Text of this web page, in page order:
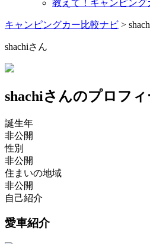
教えて！キャンピング
キャンピングカー比較ナビ >
shachiさん
shachiさんのプロフ
誕生年
非公開
性別
非公開
住まいの地域
非公開
自己紹介
愛車紹介